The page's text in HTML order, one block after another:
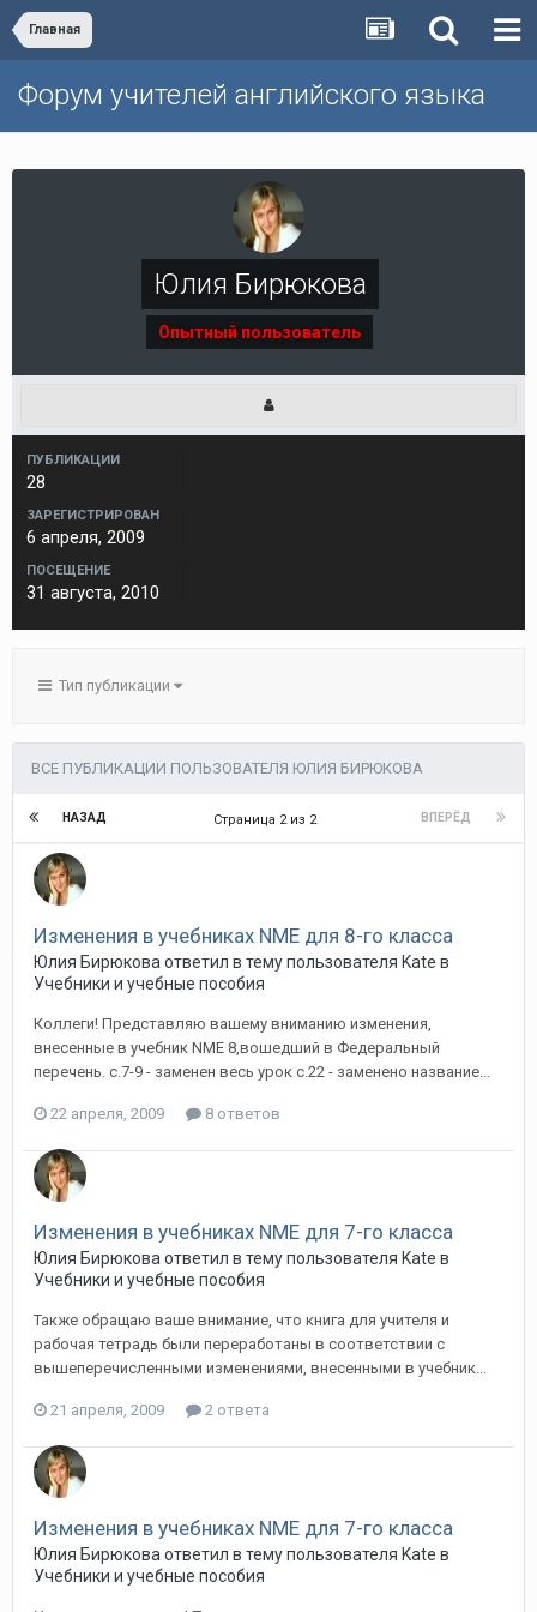
Главная
Форум учителей английского языка
Юлия Бирюкова
Опытный пользователь
ПУБЛИКАЦИИ
28
ЗАРЕГИСТРИРОВАН
6 апреля, 2009
ПОСЕЩЕНИЕ
31 августа, 2010
Тип публикации
ВСЕ ПУБЛИКАЦИИ ПОЛЬЗОВАТЕЛЯ ЮЛИЯ БИРЮКОВА
НАЗАД ВПЕРЁД
Страница 2 из 2
Изменения в учебниках NME для 8-го класса
Юлия Бирюкова ответил в тему пользователя Kate в
Учебники и учебные пособия
Коллеги! Представляю вашему вниманию изменения,
внесенные в учебник NME 8,вошедший в Федеральный
перечень. c.7-9 - заменен весь урок с.22 - заменено название...
22 апреля, 2009 8 ответов
Изменения в учебниках NME для 7-го класса
Юлия Бирюкова ответил в тему пользователя Kate в
Учебники и учебные пособия
Также обращаю ваше внимание, что книга для учителя и
рабочая тетрадь были переработаны в соответствии с
вышеперечисленными изменениями, внесенными в учебник...
21 апреля, 2009 2 ответа
Изменения в учебниках NME для 7-го класса
Юлия Бирюкова ответил в тему пользователя Kate в
Учебники и учебные пособия